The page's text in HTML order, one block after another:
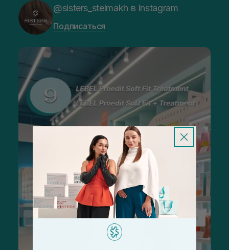
@sisters_stelmakh в Instagram
Подписаться